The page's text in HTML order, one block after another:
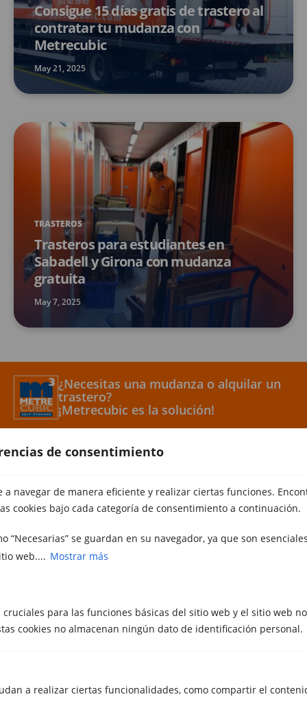
de consentimiento
a navegar de manera eficiente y realizar ciertas funciones.
cookies bajo cada categoría de consentimiento a continuación.
“Necesarias” se guardan en su navegador, ya que son
web.... Mostrar más
cruciales para las funciones básicas del sitio web y el sitio web
cookies no almacenan ningún dato de identificación personal.
a realizar ciertas funcionalidades, como compartir el
Consigue 15 días gratis de trastero al
contratar tu mudanza con
Metrecubic
May 21, 2025
TRASTEROS
Trasteros para estudiantes en
Sabadell y Girona con mudanza
gratuita
May 7, 2025
¿Necesitas una mudanza o alquilar un
trastero?
¡Metrecubic es la solución!
Barcelona937 269 264Girona
Metrecubic
Consejos
Servicios
Mudanzas Barcelona
Trasteros Sabadell
Trasteros Girona
Alquiler de plataforma elevadora